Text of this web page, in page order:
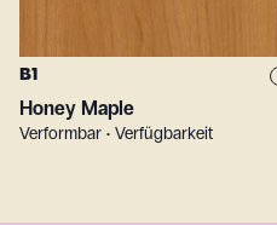
B1
Honey Maple
Verformbar • Verfügbarkeit